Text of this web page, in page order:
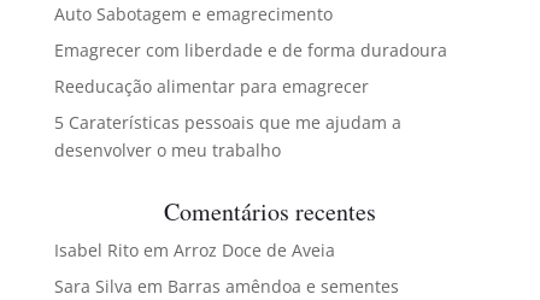
Auto Sabotagem e emagrecimento
Emagrecer com liberdade e de forma duradoura
Reeducação alimentar para emagrecer
5 Caraterísticas pessoais que me ajudam a
desenvolver o meu trabalho
Comentários recentes
Isabel Ritoem Arroz Doce de Aveia
Sara Silva em Barras amêndoa e sementes